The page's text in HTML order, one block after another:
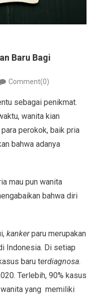
Baru Bagi
Comment(0)
sebagai penikmat.
wanita kian
perokok, baik pria
bahwa adanya
mau pun wanita
bahwa diri
kankerparu merupakan
Indonesia. Di setiap
baru terdiagnosa.
Terlebih, 90% kasus
wanita yang memiliki